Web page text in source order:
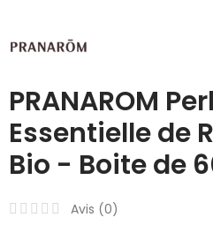
PRANAROM
Essentielle de
Bio - Boite de
Avis (0)